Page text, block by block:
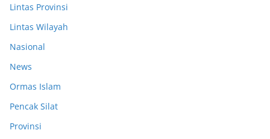
Lintas Provinsi
Lintas Wilayah
Nasional
News
Ormas Islam
Pencak Silat
Provinsi